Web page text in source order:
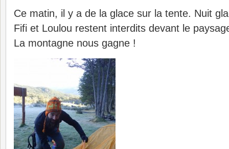
Ce matin, il y a de la glace sur la tente. Nuit
Fifi et Loulou restent interdits devant le
La montagne nous gagne !